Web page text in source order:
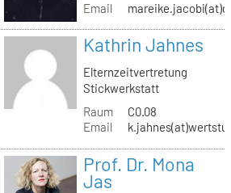
Email
Kathrin Jahnes
Elternzeitvertretung
Stickwerkstatt
Raum
C0.08
Email
Prof. Dr. Mona
Jas